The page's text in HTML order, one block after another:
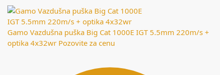
Gamo Vazdušna puška Big Cat 1000E IGT 5.5mm 220m/s +
optika 4x32wr Pozovite za cenu